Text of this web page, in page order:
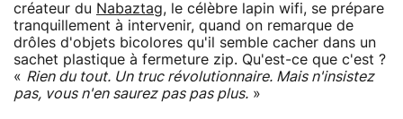
créateur du Nabaztag, le célèbre lapin wifi, se prépare
tranquillement à intervenir, quand on remarque de
drôles d'objets bicolores qu'il semble cacher dans un
sachet plastique à fermeture zip. Qu'est-ce que c'est ?
« Rien du tout. Un truc révolutionnaire. Mais n'insistez
pas, vous n'en saurez pas pas plus. »